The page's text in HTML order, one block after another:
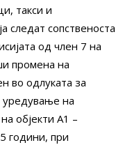
такси и
следат сопственоста
од член 7 на
промена на
во одлуката за
уредување на
објекти А1 –
години, при